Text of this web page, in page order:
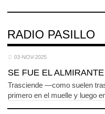
RADIO PASILLO
03-NOV-2025
SE FUE EL
Trasciende —como suelen
primero en el muelle y luego